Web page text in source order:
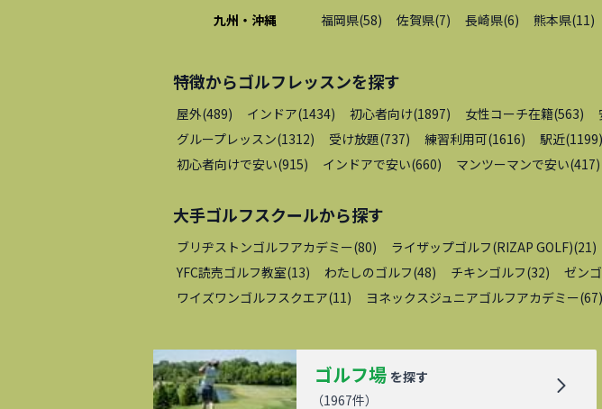
九州・沖縄 福岡県(58) 佐賀県(7) 長崎県(6) 熊本県(11)
特徴からゴルフレッスンを探す
屋外(489) インドア(1434) 初心者向け(1897) 女性コーチ在籍(563)
グループレッスン(1312) 受け放題(737) 練習利用可(1616) 駅近(1199)
初心者向けで安い(915) インドアで安い(660) マンツーマンで安い(417)
大手ゴルフスクールから探す
ブリヂストンゴルフアカデミー(80) ライザップゴルフ(RIZAP GOLF)(21)
YFC読売ゴルフ教室(13) わたしのゴルフ(48) チキンゴルフ(32) ゼン
ワイズワンゴルフスクエア(11) ヨネックスジュニアゴルフアカデミー(67)
ゴルフ場 を探す
（1967件）